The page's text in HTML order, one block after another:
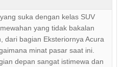
suka dengan kelas SUV
yang tidak bakalan
dari bagian Eksteriornya Acura
minat pasar saat ini.
depan sangat istimewa dan